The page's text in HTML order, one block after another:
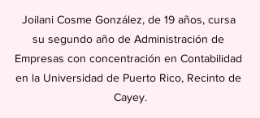
Joilani Cosme González, de 19 años, cursa
su segundo año de Administración de
Empresas con concentración en Contabilidad
en la Universidad de Puerto Rico, Recinto de
Cayey.